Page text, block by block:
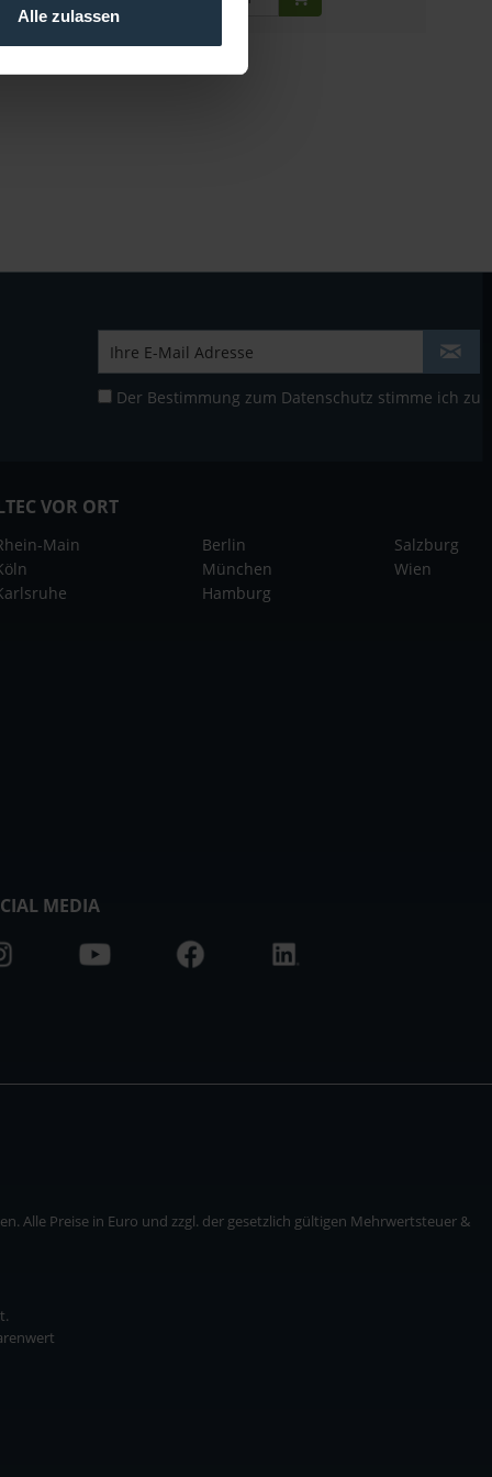
Alle zulassen
Der Bestimmung zum Datenschutz stimme ich zu
VOR ORT
Main
Berlin
München
Hamburg
Salzburg
Wien
MEDIA
Alle Preise in Euro und zzgl. der gesetzlich gültigen Mehrwertsteuer &